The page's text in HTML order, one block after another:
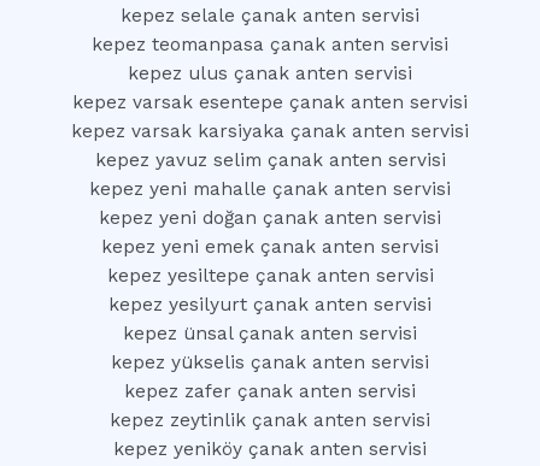
kepez selale çanak anten servisi
kepez teomanpasa çanak anten servisi
kepez ulus çanak anten servisi
kepez varsak esentepe çanak anten servisi
kepez varsak karsiyaka çanak anten servisi
kepez yavuz selim çanak anten servisi
kepez yeni mahalle çanak anten servisi
kepez yeni doğan çanak anten servisi
kepez yeni emek çanak anten servisi
kepez yesiltepe çanak anten servisi
kepez yesilyurt çanak anten servisi
kepez ünsal çanak anten servisi
kepez yükselis çanak anten servisi
kepez zafer çanak anten servisi
kepez zeytinlik çanak anten servisi
kepez yeniköy çanak anten servisi